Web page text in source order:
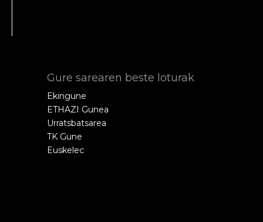
Gure sarearen beste loturak
Ekingune
ETHAZI Gunea
Urratsbatsarea
TK Gune
Euskelec